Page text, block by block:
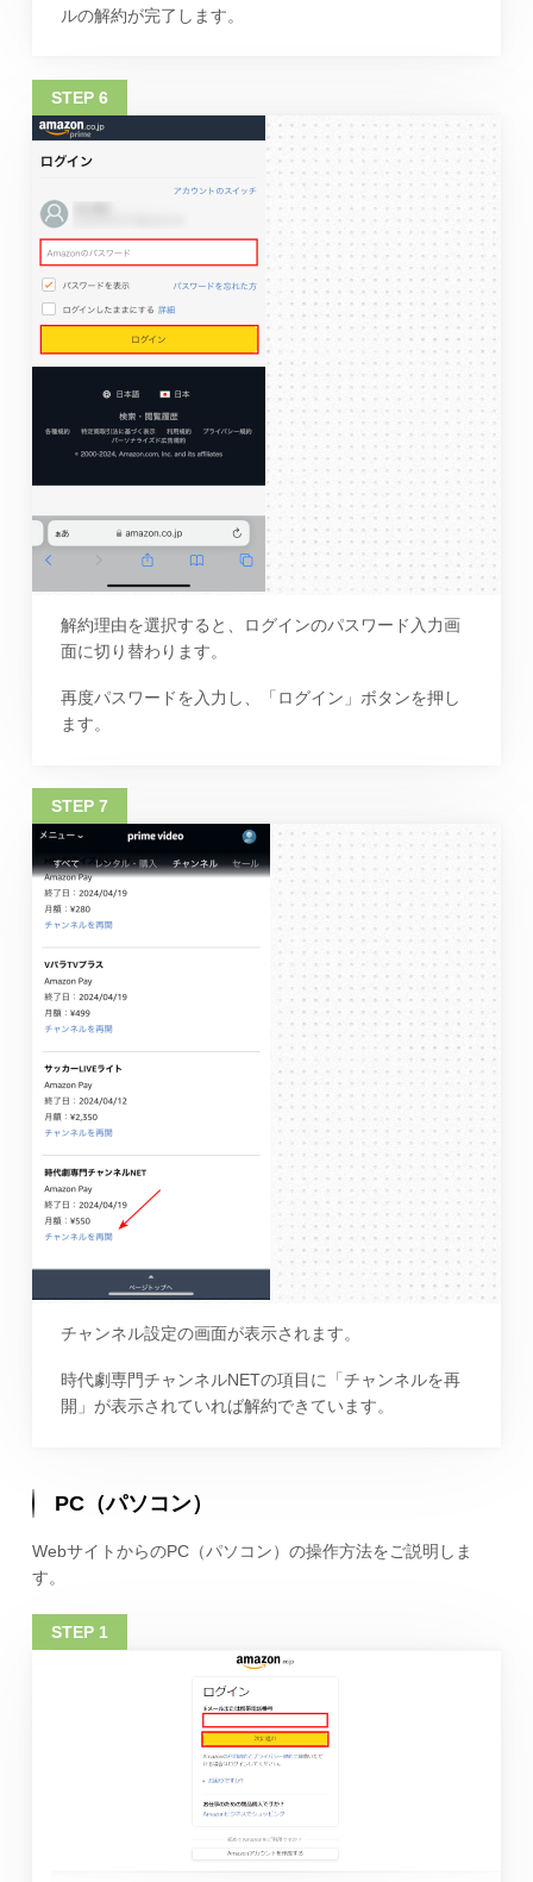
ルの解約が完了します。
解約理由を選択すると、ログインのパスワード入力画
面に切り替わります。
再度パスワードを入力し、「ログイン」ボタンを押し
ます。
チャンネル設定の画面が表示されます。
時代劇専門チャンネルNETの項目に「チャンネルを再
開」が表示されていれば解約できています。
PC（パソコン）
WebサイトからのPC（パソコン）の操作方法をご説明しま
す。